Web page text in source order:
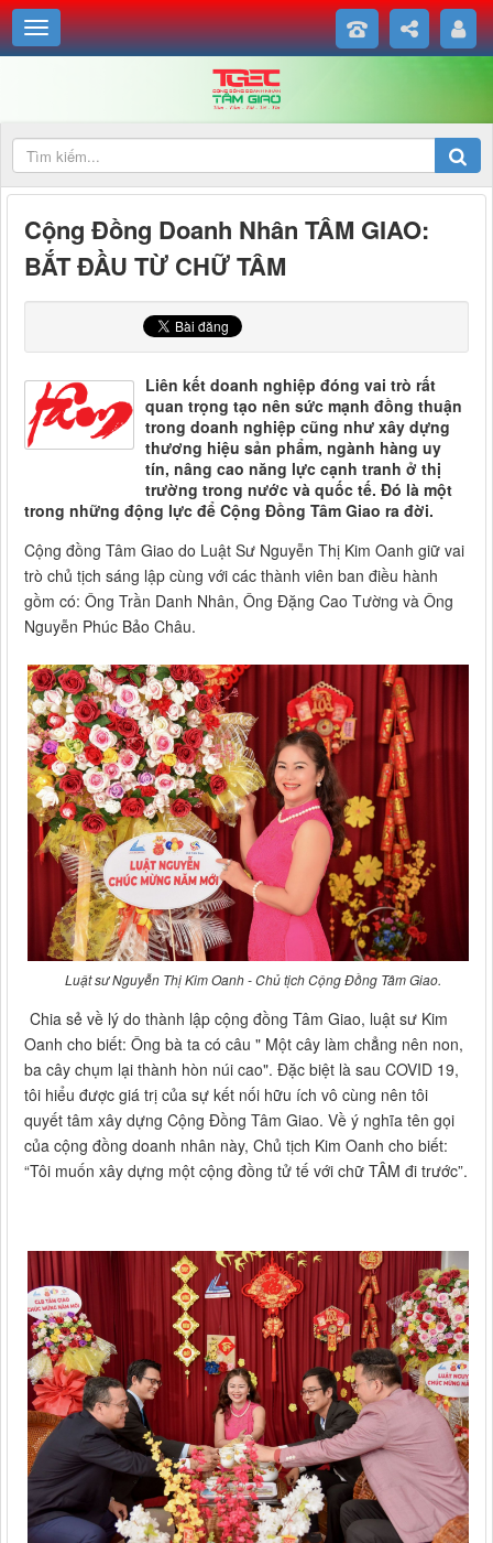
Cộng Đồng Doanh Nhân TÂM GIAO:
BẮT ĐẦU TỪ CHỮ TÂM
Liên kết doanh nghiệp đóng vai trò rất
quan trọng tạo nên sức mạnh đồng thuận
trong doanh nghiệp cũng như xây dựng
thương hiệu sản phẩm, ngành hàng uy
tín, nâng cao năng lực cạnh tranh ở thị
trường trong nước và quốc tế. Đó là một
trong những động lực để Cộng Đồng Tâm Giao ra đời.
Cộng đồng Tâm Giao do Luật Sư Nguyễn Thị Kim Oanh giữ vai
trò chủ tịch sáng lập cùng với các thành viên ban điều hành
gồm có: Ông Trần Danh Nhân, Ông Đặng Cao Tường và Ông
Nguyễn Phúc Bảo Châu.
Luật sư Nguyễn Thị Kim Oanh - Chủ tịch Cộng Đồng Tâm Giao.
Chia sẻ về lý do thành lập cộng đồng Tâm Giao, luật sư Kim
Oanh cho biết: Ông bà ta có câu " Một cây làm chẳng nên non,
ba cây chụm lại thành hòn núi cao". Đặc biệt là sau COVID 19,
tôi hiểu được giá trị của sự kết nối hữu ích vô cùng nên tôi
quyết tâm xây dựng Cộng Đồng Tâm Giao. Về ý nghĩa tên gọi
của cộng đồng doanh nhân này, Chủ tịch Kim Oanh cho biết:
“Tôi muốn xây dựng một cộng đồng tử tế với chữ TÂM đi trước”.